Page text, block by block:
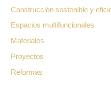
Construcción sostenible y
Espacios multifuncionales
Materiales
Proyectos
Reformas